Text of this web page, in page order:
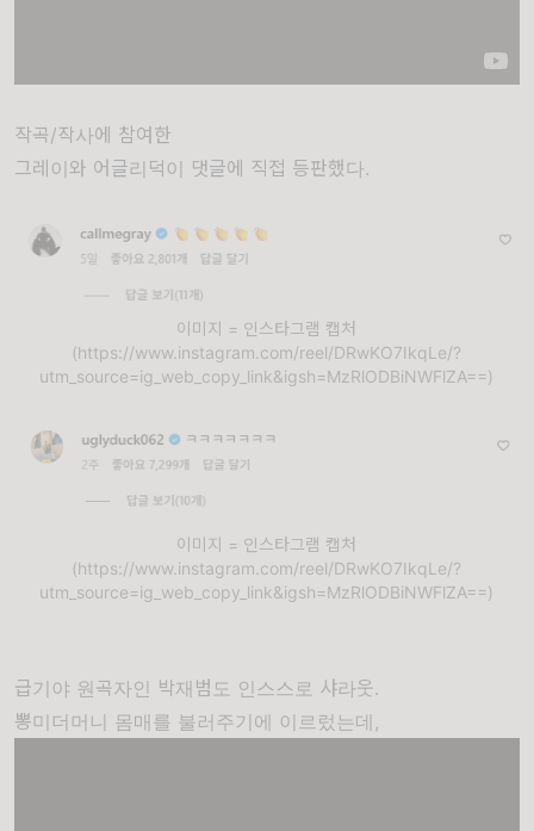
작곡/작사에 참여한
그레이와 어글리덕이 댓글에 직접 등판했다.
이미지 = 인스타그램 캡처
(https://www.instagram.com/reel/DRwKO7IkqLe/?
utm_source=ig_web_copy_link&igsh=MzRlODBiNWFlZA==)
이미지 = 인스타그램 캡처
(https://www.instagram.com/reel/DRwKO7IkqLe/?
utm_source=ig_web_copy_link&igsh=MzRlODBiNWFlZA==)
급기야 원곡자인 박재범도 인스스로 샤라웃.
뽕미더머니 몸매를 불러주기에 이르렀는데,